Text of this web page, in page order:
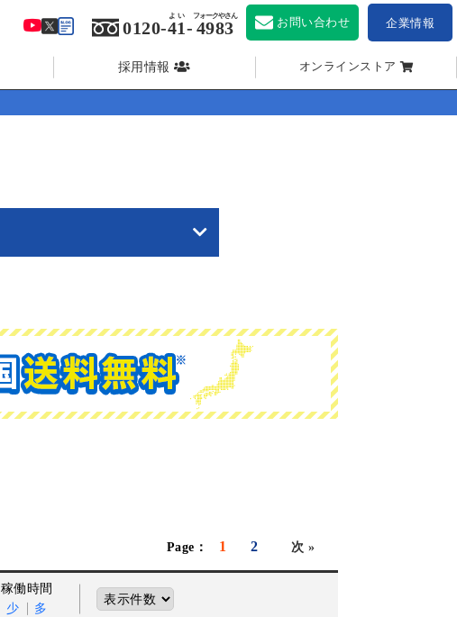
採用情報 オンラインストア
0120-41
よい
- 4983
フォークやさん お問い合わせ 企業情報
1 2 次 »
稼働時間
少
多